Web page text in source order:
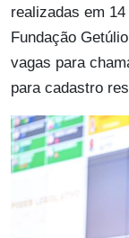
realizadas em
Fundação
vagas para
para cadastro